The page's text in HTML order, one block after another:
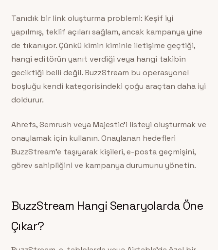
Tanıdık bir link oluşturma problemi: Keşif iyi
yapılmış, teklif açıları sağlam, ancak kampanya yine
de tıkanıyor. Çünkü kimin kiminle iletişime geçtiği,
hangi editörün yanıt verdiği veya hangi takibin
geciktiği belli değil. BuzzStream bu operasyonel
boşluğu kendi kategorisindeki çoğu araçtan daha iyi
doldurur.
Ahrefs, Semrush veya Majestic’i listeyi oluşturmak ve
onaylamak için kullanın. Onaylanan hedefleri
BuzzStream’e taşıyarak kişileri, e-posta geçmişini,
görev sahipliğini ve kampanya durumunu yönetin.
BuzzStream Hangi Senaryolarda Öne
Çıkar?